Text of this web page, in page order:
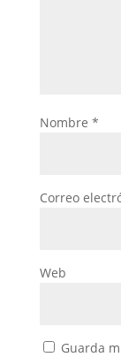
Nombre *
Correo
Web
Guarda